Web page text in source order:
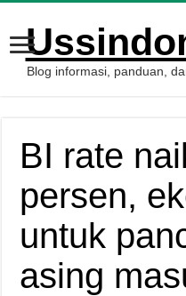
Blog informasi, panduan,
BI rate
persen,
untuk
asing